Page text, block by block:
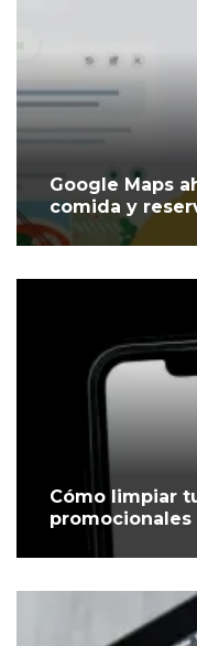
Google Maps
comida y
Cómo limpiar
promocionales